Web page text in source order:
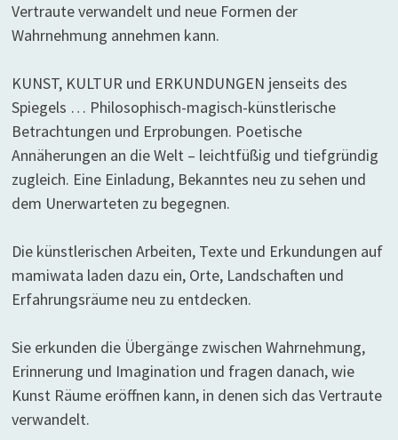
Vertraute verwandelt und neue Formen der
Wahrnehmung annehmen kann.
KUNST, KULTUR und ERKUNDUNGEN jenseits des
Spiegels … Philosophisch-magisch-künstlerische
Betrachtungen und Erprobungen. Poetische
Annäherungen an die Welt – leichtfüßig und tiefgründig
zugleich. Eine Einladung, Bekanntes neu zu sehen und
dem Unerwarteten zu begegnen.
Die künstlerischen Arbeiten, Texte und Erkundungen auf
mamiwata laden dazu ein, Orte, Landschaften und
Erfahrungsräume neu zu entdecken.
Sie erkunden die Übergänge zwischen Wahrnehmung,
Erinnerung und Imagination und fragen danach, wie
Kunst Räume eröffnen kann, in denen sich das Vertraute
verwandelt.